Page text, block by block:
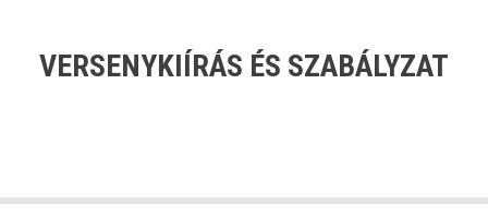
VERSENYKIÍRÁS ÉS SZABÁLYZAT